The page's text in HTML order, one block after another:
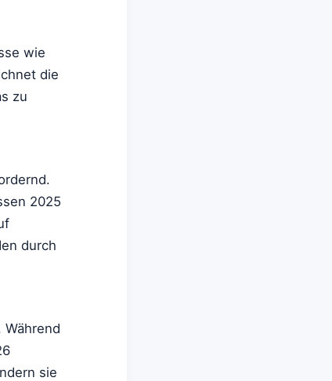
wie
die
zu
2025
durch
sie